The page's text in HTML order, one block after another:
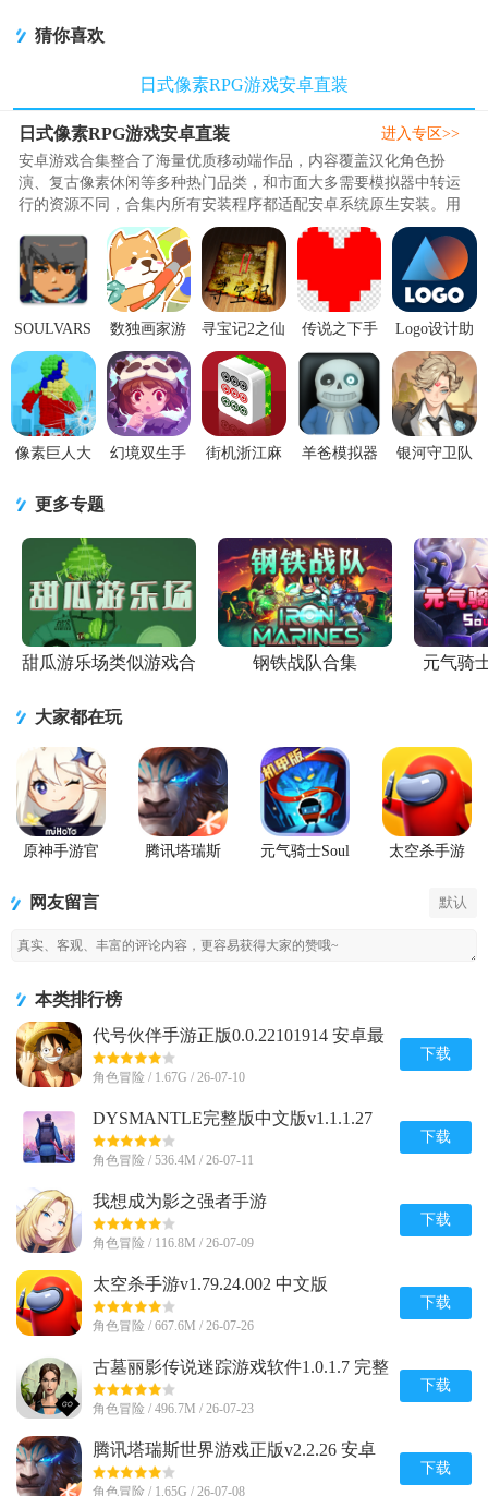
Legends)
猜你喜欢
日式像素RPG游戏安卓直装
日式像素RPG游戏安卓直装
安卓游戏合集整合了海量优质移动端作品，内容覆盖汉化角色扮
演、复古像素休闲等多种热门品类，和市面大多需要模拟器中转运
行的资源不同，合集内所有安装程序都适配安卓系统原生安装。用
户获取资源后简单下载即可完成..
进入专区>>
SOULVARS
手游1.2.4 最
新免费版
数独画家游
戏
V2022.02.11
手机版
寻宝记2之仙
宫宝藏1.2.0
神秘口令版
传说之下手
机版最新版
v1.0.3安卓
版
Logo设计助
手app2.0.3安
卓最新版
像素巨人大
安卓版
幻境双生手
街机浙江麻
版
羊爸模拟器
银河守卫队
更多专题
甜瓜游乐场类似游戏合
钢铁战队合集 元气骑
大家都在玩
原神手游官
腾讯塔瑞斯
元气骑士Soul
太空杀手游
网友留言 默认
本类排行榜
代号伙伴手游正版0.0.22101914 安卓最
新版
角色冒险 / 1.67G / 26-07-10
下载
DYSMANTLE完整版中文版v1.1.1.27
安卓免付费版
角色冒险 / 536.4M / 26-07-11
下载
我想成为影之强者手游
(Eminence)v1.0.7 安卓最新版
角色冒险 / 116.8M / 26-07-09
下载
太空杀手游v1.79.24.002 中文版
角色冒险 / 667.6M / 26-07-26
下载
古墓丽影传说迷踪游戏软件1.0.1.7 完整
版
角色冒险 / 496.7M / 26-07-23
下载
腾讯塔瑞斯世界游戏正版v2.2.26 安卓
最新版
角色冒险 / 1.65G / 26-07-08
下载